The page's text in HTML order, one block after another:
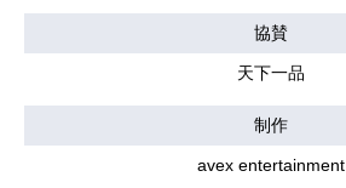
協賛
天下一品
制作
avex entertainment